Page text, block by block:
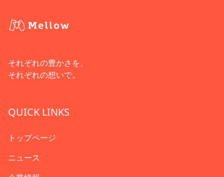
それぞれの豊かさを、
それぞれの想いで。
QUICK LINKS
トップページ
ニュース